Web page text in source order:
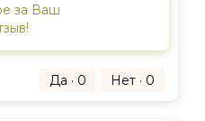
за Ваш
Да · 0 Нет · 0